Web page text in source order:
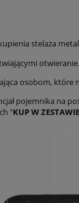
stelaża
osobom, które
pojemnika na
"KUP W ZESTAWIE